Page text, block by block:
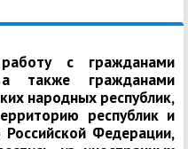
с гражданами
также гражданами
народных республик,
республик и
Федерации,